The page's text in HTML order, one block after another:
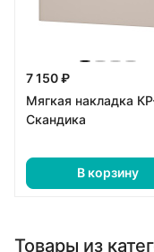
7 150 ₽
Мягкая накладка
Скандика
В корзину
Товары из